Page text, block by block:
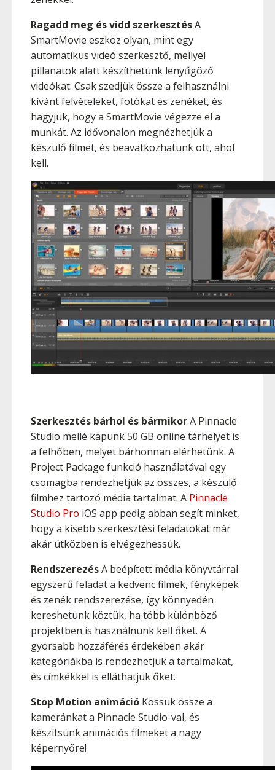
Ragadd meg és vidd szerkesztésA
SmartMovie eszköz olyan, mint egy
automatikus videó szerkesztő, mellyel
pillanatok alatt készíthetünk lenyűgöző
videókat. Csak szedjük össze a felhasználni
kívánt felvételeket, fotókat és zenéket, és
hagyjuk, hogy a SmartMovie végezze el a
munkát. Az idővonalon megnézhetjük a
készülő filmet, és beavatkozhatunk ott, ahol
kell.
Szerkesztés bárhol és bármikorA Pinnacle
Studio mellé kapunk 50 GB online tárhelyet is
a felhőben, melyet bárhonnan elérhetünk. A
Project Package funkció használatával egy
csomagba rendezhetjük az összes, a készülő
filmhez tartozó média tartalmat. A Pinnacle
Studio Pro iOS app pedig abban segít minket,
hogy a kisebb szerkesztési feladatokat már
akár útközben is elvégezhessük.
RendszerezésA beépített média könyvtárral
egyszerű feladat a kedvenc filmek, fényképek
és zenék rendszerezése, így könnyedén
kereshetünk köztük, ha több különböző
projektben is használnunk kell őket. A
gyorsabb hozzáférés érdekében akár
kategóriákba is rendezhetjük a tartalmakat,
és címkékkel is elláthatjuk őket.
Stop Motion animáció Kössük össze a
kameránkat a Pinnacle Studio-val, és
készítsünk animációs filmeket a nagy
képernyőre!